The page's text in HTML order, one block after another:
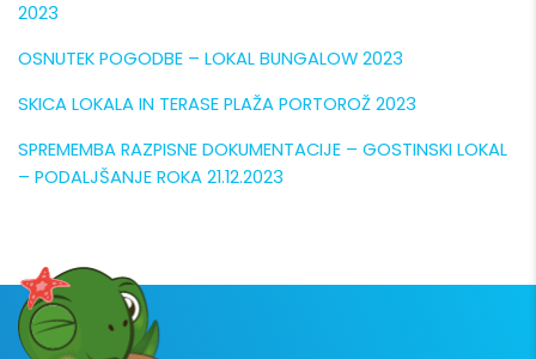
2023
OSNUTEK POGODBE – LOKAL BUNGALOW 2023
SKICA LOKALA IN TERASE PLAŽA PORTOROŽ 2023
SPREMEMBA RAZPISNE DOKUMENTACIJE – GOSTINSKI LOKAL
– PODALJŠANJE ROKA 21.12.2023